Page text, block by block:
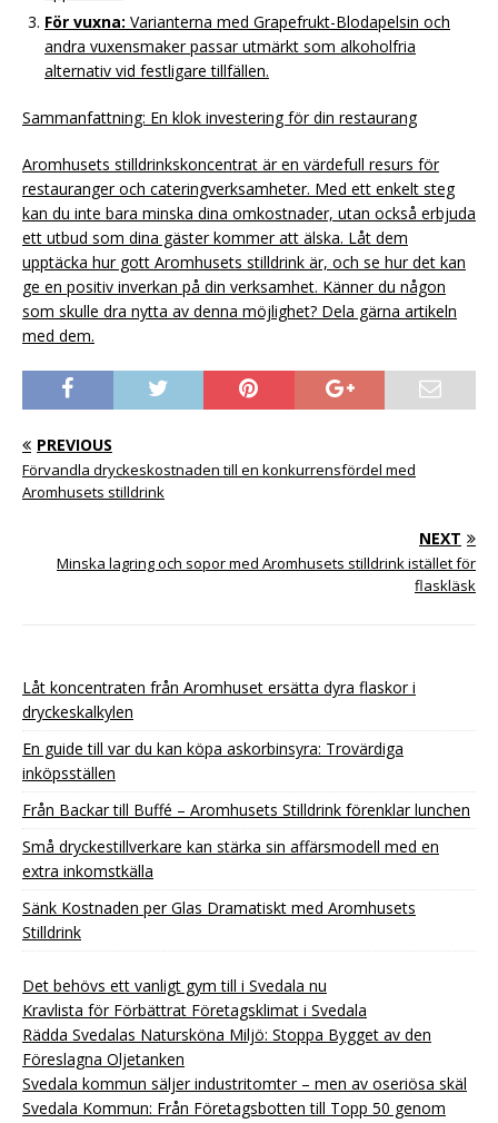
För vuxna: Varianterna med Grapefrukt-Blodapelsin och
andra vuxensmaker passar utmärkt som alkoholfria
alternativ vid festligare tillfällen.
Sammanfattning: En klok investering för din restaurang
Aromhusets stilldrinkskoncentrat är en värdefull resurs för
restauranger och cateringverksamheter. Med ett enkelt steg
kan du inte bara minska dina omkostnader, utan också erbjuda
ett utbud som dina gäster kommer att älska. Låt dem
upptäcka hur gott Aromhusets stilldrink är, och se hur det kan
ge en positiv inverkan på din verksamhet. Känner du någon
som skulle dra nytta av denna möjlighet? Dela gärna artikeln
med dem.
PREVIOUS
Förvandla dryckeskostnaden till en konkurrensfördel med
Aromhusets stilldrink
NEXT
Minska lagring och sopor med Aromhusets stilldrink istället för
flaskläsk
Låt koncentraten från Aromhuset ersätta dyra flaskor i
dryckeskalkylen
En guide till var du kan köpa askorbinsyra: Trovärdiga
inköpsställen
Från Backar till Buffé – Aromhusets Stilldrink förenklar lunchen
Små dryckestillverkare kan stärka sin affärsmodell med en
extra inkomstkälla
Sänk Kostnaden per Glas Dramatiskt med Aromhusets
Stilldrink
Det behövs ett vanligt gym till i Svedala nu
Kravlista för Förbättrat Företagsklimat i Svedala
Rädda Svedalas Natursköna Miljö: Stoppa Bygget av den
Föreslagna Oljetanken
Svedala kommun säljer industritomter – men av oseriösa skäl
Svedala Kommun: Från Företagsbotten till Topp 50 genom